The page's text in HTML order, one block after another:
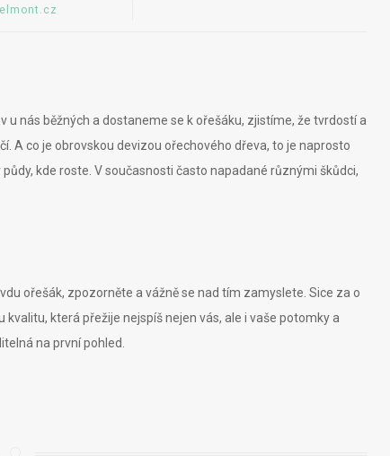
nás běžných a dostaneme se k ořešáku, zjistíme, že tvrdostí a
A co je obrovskou devizou ořechového dřeva, to je naprosto
kde roste. V současnosti často napadané různými škůdci,
ořešák, zpozorněte a vážně se nad tím zamyslete. Sice za o
která přežije nejspíš nejen vás, ale i vaše potomky a
na první pohled.